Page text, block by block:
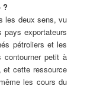
?
les deux sens, vu
pays exportateurs
pétroliers et les
contourner petit à
et cette ressource
même les cours du